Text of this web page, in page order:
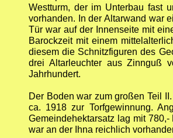
Westturm, der im Unterbau fast
vorhanden. In der Altarwand war
Tür war auf der Innenseite mit
Barockzeit mit einem
diesem die Schnitzfiguren des
drei Altarleuchter aus Zinnguß
Jahrhundert.
Der Boden war zum großen Teil
ca. 1918 zur Torfgewinnung.
Gemeindehektarsatz lag mit
war an der Ihna reichlich